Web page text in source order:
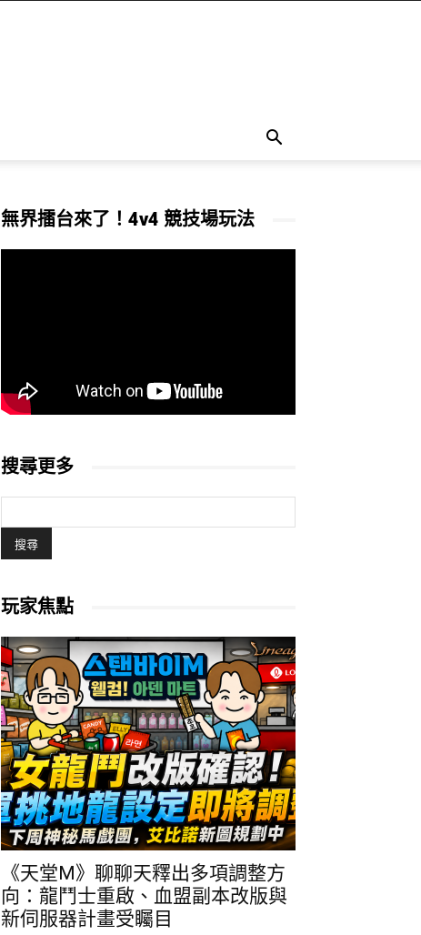
無界擂台來了！4v4 競技場玩法
搜尋更多
玩家焦點
《天堂M》聊聊天釋出多項調整方
向：龍鬥士重啟、血盟副本改版與
新伺服器計畫受矚目